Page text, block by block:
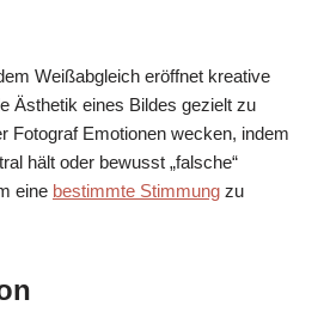
Weißabgleich eröffnet kreative
Ästhetik eines Bildes gezielt zu
Fotograf Emotionen wecken, indem
hält oder bewusst „falsche“
eine bestimmte Stimmung zu